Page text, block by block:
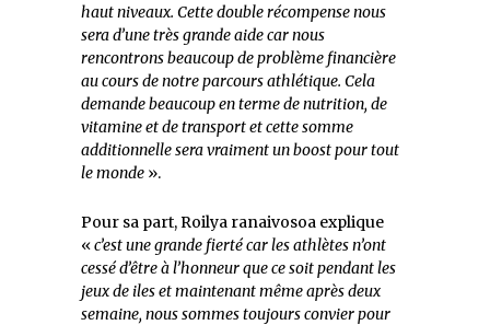
haut niveaux. Cette double récompense nous
sera d’une très grande aide car nous
rencontrons beaucoup de problème financière
au cours de notre parcours athlétique. Cela
demande beaucoup en terme de nutrition, de
vitamine et de transport et cette somme
additionnelle sera vraiment un boost pour tout
le monde ».
Pour sa part, Roilya ranaivosoa explique
«c’est une grande fierté car les athlètes n’ont
cessé d’être à l’honneur que ce soit pendant les
jeux de iles et maintenant même après deux
semaine, nous sommes toujours convier pour